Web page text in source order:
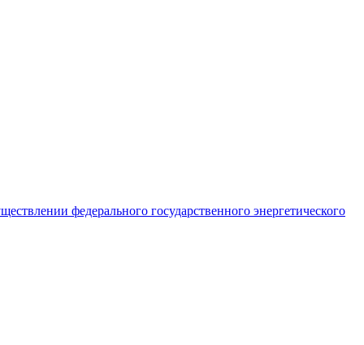
федерального государственного энергетического